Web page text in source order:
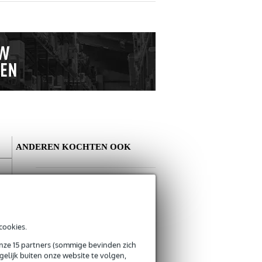
15 partners (sommige bevinden zich
buiten onze website te volgen,
Je beoordeling
Er zijn nog geen reviews voor dit product.
ANDEREN KOCHTEN OOK
hoofdtelefoon-
adapter met
€ 4,95